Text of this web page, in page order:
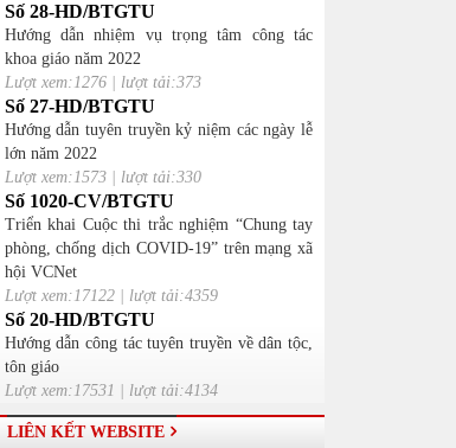
Số 28-HD/BTGTU
Hướng dẫn nhiệm vụ trọng tâm công tác
khoa giáo năm 2022
Lượt xem:1276 | lượt tải:373
Số 27-HD/BTGTU
Hướng dẫn tuyên truyền kỷ niệm các ngày lễ
lớn năm 2022
Lượt xem:1573 | lượt tải:330
Số 1020-CV/BTGTU
Triển khai Cuộc thi trắc nghiệm “Chung tay
phòng, chống dịch COVID-19” trên mạng xã
hội VCNet
Lượt xem:17122 | lượt tải:4359
Số 20-HD/BTGTU
Hướng dẫn công tác tuyên truyền về dân tộc,
tôn giáo
Lượt xem:17531 | lượt tải:4134
LIÊN KẾT WEBSITE